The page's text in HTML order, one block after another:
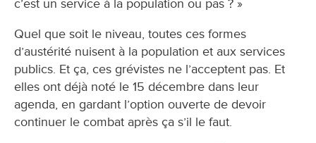
c’est un service à la population ou pas ? »
Quel que soit le niveau, toutes ces formes
d’austérité nuisent à la population et aux services
publics. Et ça, ces grévistes ne l’acceptent pas. Et
elles ont déjà noté le 15 décembre dans leur
agenda, en gardant l’option ouverte de devoir
continuer le combat après ça s’il le faut.